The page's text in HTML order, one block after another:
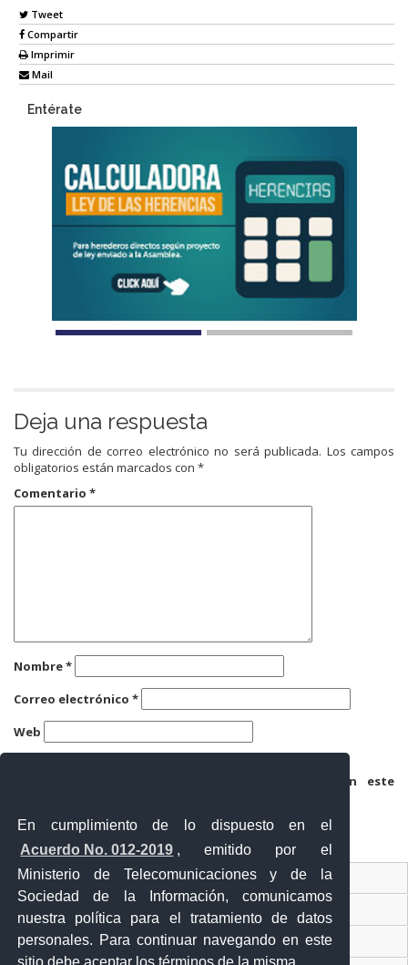
En cumplimiento de lo dispuesto en el
Acuerdo No. 012-2019 , emitido por el
Ministerio de Telecomunicaciones y de la
Sociedad de la Información, comunicamos
nuestra política para el tratamiento de datos
personales. Para continuar navegando en este
sitio debe aceptar los términos de la misma.
Tweet
Compartir
Imprimir
Mail
Entérate
Deja una respuesta
Tu dirección de correo electrónico no será publicada. Los campos
obligatorios están marcados con *
Comentario *
Nombre*
Correo electrónico *
Web
Guarda mi nombre, correo electrónico y web en este
Ventanilla Única Virtual
Ventanilla Única de Comercio Exterior
Gobierno Abierto